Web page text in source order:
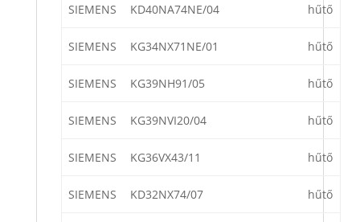
SIEMENS KD40NA74NE/04 hűtő
SIEMENS KG34NX71NE/01 hűtő
SIEMENS KG39NH91/05 hűtő
SIEMENS KG39NVI20/04 hűtő
SIEMENS KG36VX43/11 hűtő
SIEMENS KD32NX74/07 hűtő